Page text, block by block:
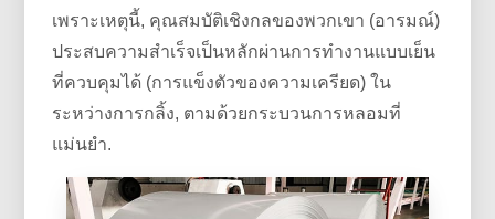
เพราะเหตุนี้, คุณสมบัติเชิงกลของพวกเขา (อารมณ์)
ประสบความสำเร็จเป็นหลักผ่านการทำงานแบบเย็น
ที่ควบคุมได้ (การแข็งตัวของความเครียด) ใน
ระหว่างการกลิ้ง, ตามด้วยกระบวนการหลอมที่
แม่นยำ.